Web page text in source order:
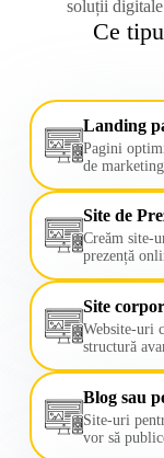
soluții digitale
Ce
Landing
Pagini
de
Site de
Creăm site-
prezență
Site
Website-uri
structură
Blog sau
Site-uri
vor să